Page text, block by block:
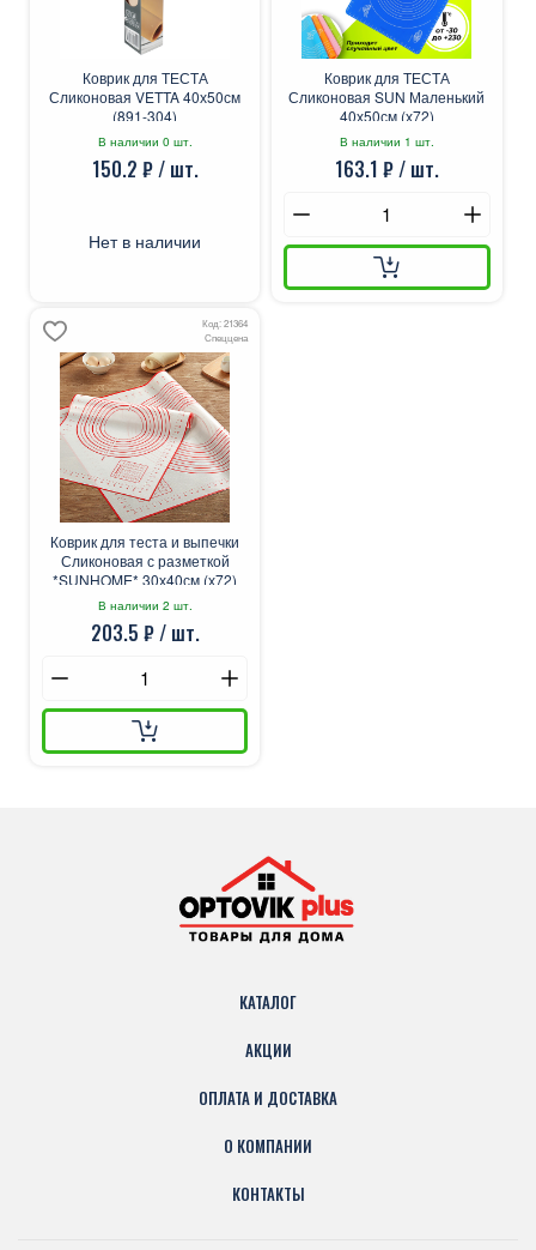
Коврик для ТЕСТА
Сликоновая VETTA 40х50см
(891-304)
В наличии 0 шт.
150.2 ₽ / шт.
Нет в наличии
Коврик для ТЕСТА
Сликоновая SUN Маленький
40х50см (х72)
В наличии 1 шт.
163.1 ₽ / шт.
Код: 21364
Спеццена
Коврик для теста и выпечки
Сликоновая с разметкой
*SUNHOME* 30х40см (х72)
В наличии 2 шт.
203.5 ₽ / шт.
КАТАЛОГ
АКЦИИ
ОПЛАТА И ДОСТАВКА
О КОМПАНИИ
КОНТАКТЫ